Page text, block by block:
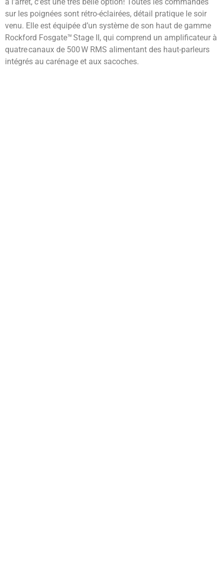
à l’arrêt, c’est une très belle option! Toutes les commandes
sur les poignées sont rétro-éclairées, détail pratique le soir
venu. Elle est équipée d’un système de son haut de gamme
Rockford Fosgate™ Stage II, qui comprend un amplificateur à
quatre canaux de 500 W RMS alimentant des haut-parleurs
intégrés au carénage et aux sacoches.